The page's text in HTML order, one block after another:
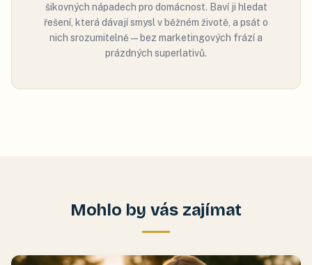
šikovných nápadech pro domácnost. Baví ji hledat
řešení, která dávají smysl v běžném životě, a psát o
nich srozumitelně — bez marketingových frází a
prázdných superlativů.
Mohlo by vás zajímat